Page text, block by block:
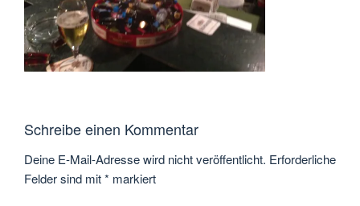
Schreibe einen Kommentar
Deine E-Mail-Adresse wird nicht veröffentlicht. Erforderliche
Felder sind mit* markiert